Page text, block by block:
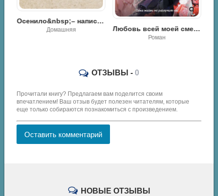
Осенило&nbsp;– написал - Юлия Идлис
Домашняя Любовь всей моей смерти. Том 1 - Дэпаранг [Daeparang]
Роман
ОТЗЫВЫ - 0
Прочитали книгу? Предлагаем вам поделится своим
впечатлением! Ваш отзыв будет полезен читателям, которые
еще только собираются познакомиться с произведением.
Оставить комментарий
НОВЫЕ ОТЗЫВЫ